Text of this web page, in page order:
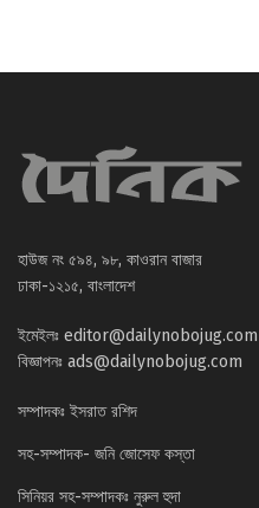
হাউজ নং ৫৯৪, ৯৮, কাওরান বাজার
ঢাকা-১২১৫, বাংলাদেশ
ইমেইলঃ editor@dailynobojug.com
বিজ্ঞাপনঃ ads@dailynobojug.com
সম্পাদকঃ ইসরাত রশিদ
সহ-সম্পাদক- জনি জোসেফ কস্তা
সিনিয়র সহ-সম্পাদকঃ নুরুল হুদা